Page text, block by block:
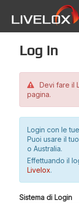
Log in
Devi fare il
pagina.
Login con le
Puoi usare il
o Australia.
Effettuando il
Livelox.
Sistema di Login